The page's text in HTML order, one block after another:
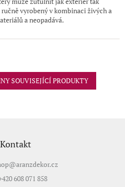
vyrobený v kombinaci živých a
a neopadává.
SOUVISEJÍCÍ PRODUKTY
Kontakt
@aranzdekor.cz
608 071 858